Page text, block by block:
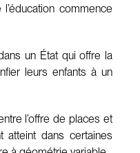
commence
un État qui offre la
leurs enfants à un
l’offre de places et
atteint dans certaines